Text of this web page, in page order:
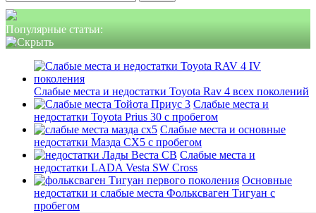
Популярные статьи:
Слабые места и недостатки Toyota Rav 4 всех поколений
Слабые места и
недостатки Toyota Prius 30 с пробегом
Слабые места и основные
недостатки Мазда СХ5 с пробегом
Слабые места и
недостатки LADA Vesta SW Cross
Основные
недостатки и слабые места Фольксваген Тигуан с
пробегом